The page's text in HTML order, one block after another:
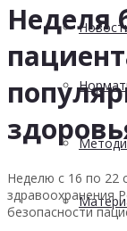
Неделя
Неделю с 16 по 22
здравоохранения
безопасности